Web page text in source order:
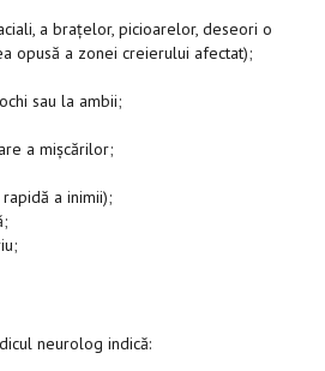
a brațelor, picioarelor, deseori o
opusă a zonei creierului afectat);
sau la ambii;
a mișcărilor;
a inimii);
neurolog indică: